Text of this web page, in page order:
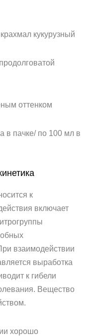
кукурузный
оттенком
в пачке/ по 100 мл в
к
включает
взаимодействии
выработка
к гибели
Вещество
хорошо